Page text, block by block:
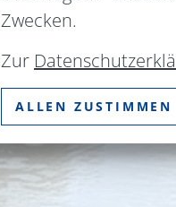
Zwecken.
Zur
ALLEN ZUSTIMMEN